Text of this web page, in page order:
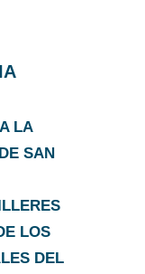
LA
SAN
LOS
DEL